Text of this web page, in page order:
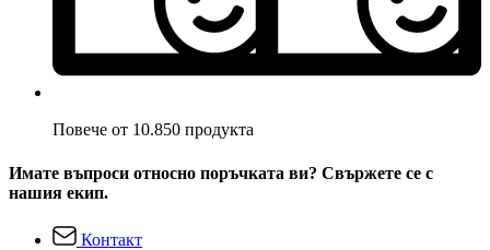
Повече от 10.850 продукта
Имате въпроси относно поръчката ви? Свържете се с
нашия екип.
Контакт